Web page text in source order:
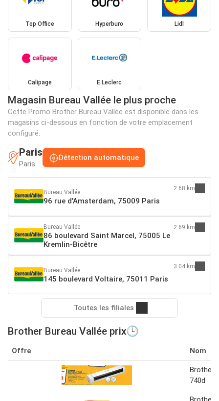
Top Office Hyperburo Lidl
Calipage E.Leclerc
Magasin Bureau Vallée le plus proche
Cette Promo Brother Bureau Vallée est disponible dans les
magasins ci-dessous en fonction de votre emplacement
configuré:
Paris
Paris
Détection automatique
Bureau Vallée
96 rue d'Amsterdam, 75009 Paris
2.68 km
Bureau Vallée
86 boulevard Saint Marcel, 75005 Le
Kremlin-Bicêtre
2.69 km
Bureau Vallée
145 boulevard Voltaire, 75011 Paris
3.04 km
Toutes les filiales
Brother Bureau Vallée prix🕒
Offre Nom
Brother
740d